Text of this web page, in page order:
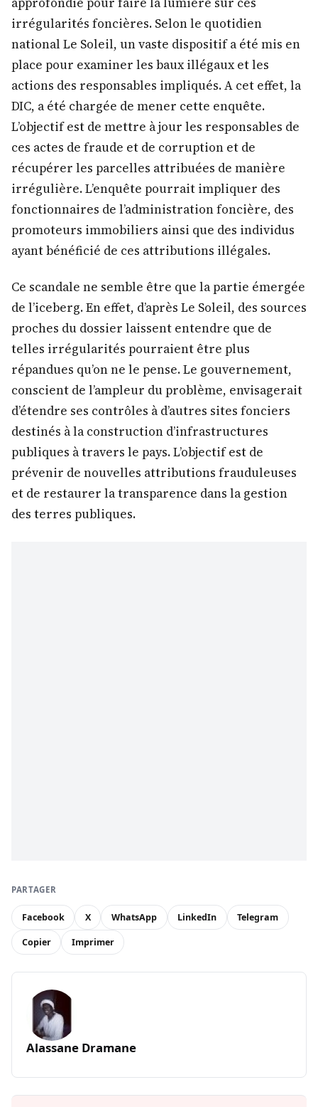
irrégularités foncières. Selon le quotidien
national Le Soleil, un vaste dispositif a été mis en
place pour examiner les baux illégaux et les
actions des responsables impliqués. A cet effet, la
DIC, a été chargée de mener cette enquête.
L’objectif est de mettre à jour les responsables de
ces actes de fraude et de corruption et de
récupérer les parcelles attribuées de manière
irrégulière. L’enquête pourrait impliquer des
fonctionnaires de l’administration foncière, des
promoteurs immobiliers ainsi que des individus
ayant bénéficié de ces attributions illégales.
Ce scandale ne semble être que la partie émergée
de l’iceberg. En effet, d’après Le Soleil, des sources
proches du dossier laissent entendre que de
telles irrégularités pourraient être plus
répandues qu’on ne le pense. Le gouvernement,
conscient de l’ampleur du problème, envisagerait
d’étendre ses contrôles à d’autres sites fonciers
destinés à la construction d’infrastructures
publiques à travers le pays. L’objectif est de
prévenir de nouvelles attributions frauduleuses
et de restaurer la transparence dans la gestion
des terres publiques.
PARTAGER
Facebook X WhatsApp LinkedIn Telegram
Copier Imprimer
Alassane Dramane